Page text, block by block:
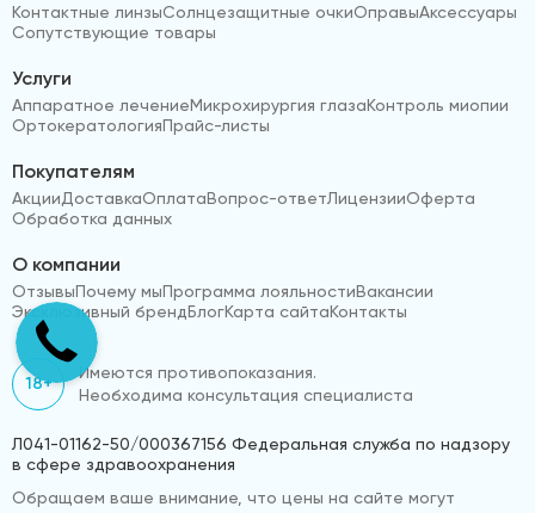
Контактные линзыСолнцезащитные очкиОправыАксессуары
Сопутствующие товары
Услуги
Аппаратное лечениеМикрохирургия глазаКонтроль миопии
ОртокератологияПрайс-листы
Покупателям
АкцииДоставкаОплатаВопрос-ответЛицензииОферта
Обработка данных
О компании
ОтзывыПочему мыПрограмма лояльностиВакансии
Эксклюзивный брендБлогКарта сайтаКонтакты
18+
Имеются противопоказания.
Необходима консультация специалиста
Л041-01162-50/000367156 Федеральная служба по надзору
в сфере здравоохранения
Обращаем ваше внимание, что цены на сайте могут